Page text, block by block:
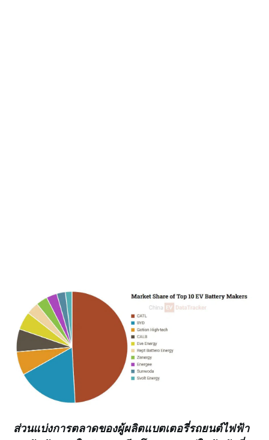
ส่วนแบ่งการตลาดของผู้ผลิตแบตเตอรี่รถยนต์ไฟฟ้า